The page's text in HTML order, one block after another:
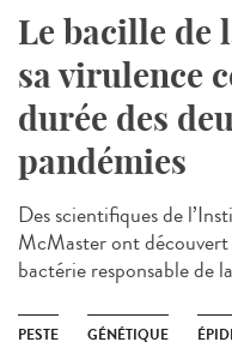
Le bacille de
sa virulence
durée des
pandémies
Des scientifiques de
McMaster ont découvert
bactérie responsable de
PESTE GÉNÉTIQUE